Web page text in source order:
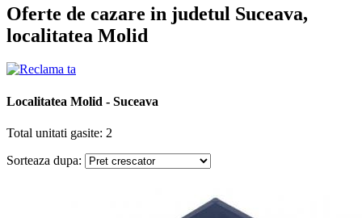
Oferte de cazare in judetul Suceava,
localitatea Molid
Localitatea Molid - Suceava
Total unitati gasite: 2
Sorteaza dupa: